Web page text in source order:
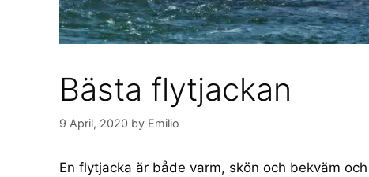
Bästa flytjackan
9 April, 2020 by Emilio
En flytjacka är både varm, skön och bekväm